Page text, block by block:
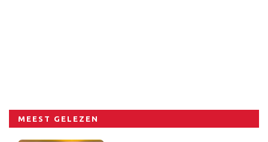
MEEST GELEZEN